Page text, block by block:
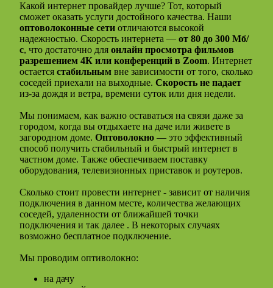
Какой интернет провайдер лучше? Тот, который
сможет оказать услуги достойного качества. Наши
оптоволоконные сети отличаются высокой
надежностью. Скорость интернета — от 80 до 300 Мб/
с, что достаточно для онлайн просмотра фильмов
разрешением 4К или конференций в Zoom. Интернет
остается стабильным вне зависимости от того, сколько
соседей приехали на выходные. Скорость не падает
из-за дождя и ветра, времени суток или дня недели.
Мы понимаем, как важно оставаться на связи даже за
городом, когда вы отдыхаете на даче или живете в
загородном доме. Оптоволокно — это эффективный
способ получить стабильный и быстрый интернет в
частном доме. Также обеспечиваем поставку
оборудования, телевизионных приставок и роутеров.
Сколько стоит провести интернет - зависит от наличия
подключения в данном месте, количества желающих
соседей, удаленности от ближайшей точки
подключения и так далее . В некоторых случаях
возможно бесплатное подключение.
Мы проводим оптиволокно:
на дачу